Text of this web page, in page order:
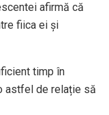
afirmă că
fiica ei și
timp în
astfel de relație să